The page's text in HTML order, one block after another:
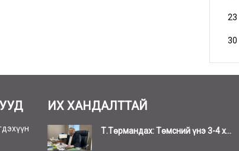
23
30
ИХ ХАНДАЛТТАЙ
Т.Төрмандах: Төмсний үнэ 3-4 х...